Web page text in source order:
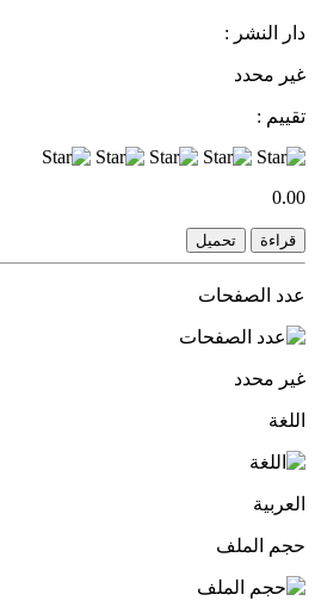
دار النشر :
غير محدد
تقييم :
0.00
قراءة تحميل
عدد الصفحات
غير محدد
اللغة
العربية
حجم الملف